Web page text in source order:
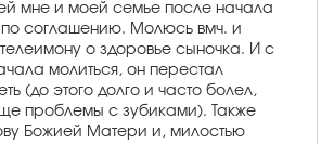
мне и моей семье после начала
по соглашению. Молюсь вмч. и
о здоровье сыночка. И с
молиться, он перестал
(до этого долго и часто болел,
проблемы с зубиками). Также
Божией Матери и, милостью